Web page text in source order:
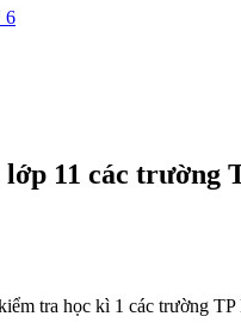
6
11 các trường
tra học kì 1 các trường TP